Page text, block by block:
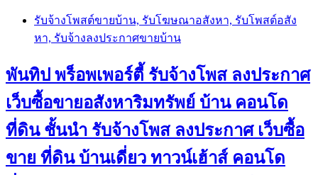
Skip
content
รับจ้างโพสต์ขายบ้าน, รับโฆษณาอสังหา, รับโพสต์อสัง
หา, รับจ้างลงประกาศขายบ้าน
พันทิป พร็อพเพอร์ตี้ รับจ้างโพส ลงประกาศ
เว็บซื้อขายอสังหาริมทรัพย์ บ้าน คอนโด
ที่ดิน ชั้นนำ รับจ้างโพส ลงประกาศ เว็บซื้อ
ขาย ที่ดิน บ้านเดี่ยว ทาวน์เฮ้าส์ คอนโด